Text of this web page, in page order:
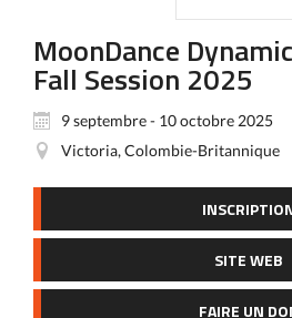
MoonDance
Fall Session 2025
9 septembre - 10 octobre 2025
Victoria, Colombie-Britannique
SITE WEB
FAIRE UN